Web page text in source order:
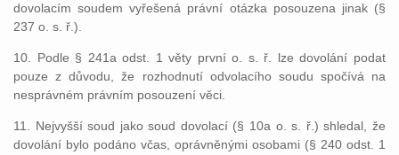
dovolacím soudem vyřešená právní otázka posouzena jinak (§
237 o. s. ř.).
10. Podle § 241a odst. 1 věty první o. s. ř. lze dovolání podat
pouze z důvodu, že rozhodnutí odvolacího soudu spočívá na
nesprávném právním posouzení věci.
11. Nejvyšší soud jako soud dovolací (§ 10a o. s. ř.) shledal, že
dovolání bylo podáno včas, oprávněnými osobami (§ 240 odst. 1